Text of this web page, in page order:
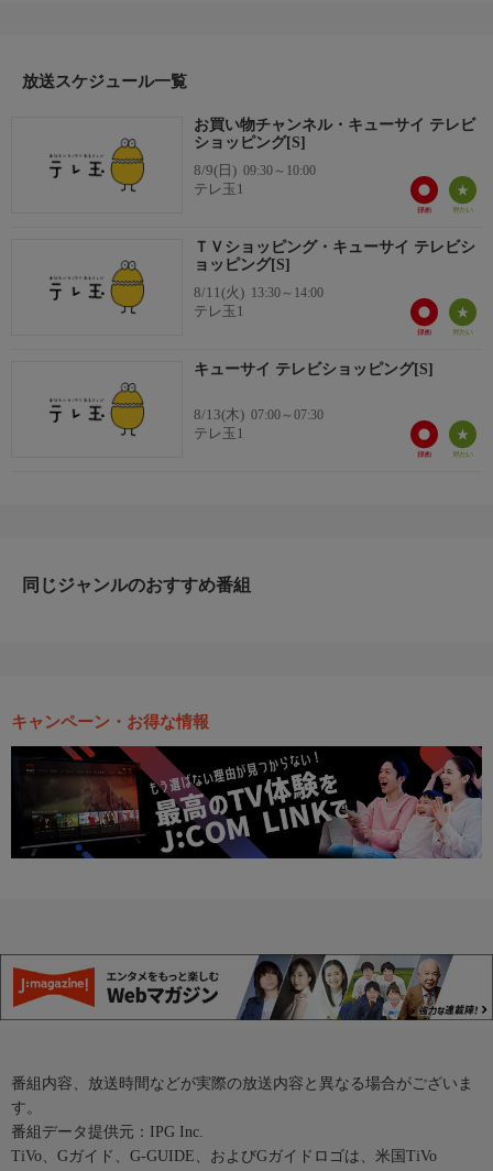
放送スケジュール一覧
お買い物チャンネル・キューサイ テレビ
ショッピング[S]
8/9(日) 09:30～10:00
テレ玉1
ＴＶショッピング・キューサイ テレビシ
ョッピング[S]
8/11(火) 13:30～14:00
テレ玉1
キューサイ テレビショッピング[S]
8/13(木) 07:00～07:30
テレ玉1
同じジャンルのおすすめ番組
キャンペーン・お得な情報
番組内容、放送時間などが実際の放送内容と異なる場合がございま
す。
番組データ提供元：IPG Inc.
TiVo、Gガイド、G-GUIDE、およびGガイドロゴは、米国TiVo